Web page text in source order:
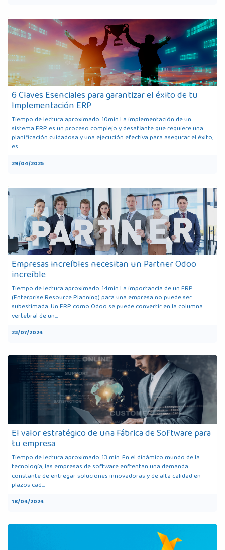
6 Claves Esenciales para garantizar el éxito de tu
Implementación ERP
Tiempo de lectura aproximado: 10min La implementación de un
sistema ERP es un proceso complejo y desafiante que requiere una
planificación cuidadosa y una ejecución efectiva para asegurar el éxito,
es...
29/04/2025
Empresas increíbles necesitan un Partner Odoo
increíble
Tiempo de lectura aproximado: 14min La importancia de un ERP
(Enterprise Resource Planning) para una empresa no puede ser
subestimada. Un ERP como Odoo se puede convertir en la columna
vertebral de un...
23/07/2024
El valor estratégico de una Fábrica de Software para
tu empresa
Tiempo de lectura aproximado: 13 min. En el dinámico mundo de la
tecnología, las empresas de software enfrentan una demanda
constante de entregar soluciones innovadoras y de alta calidad en
plazos cad...
18/04/2024